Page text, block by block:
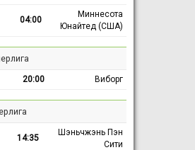
04:00
Миннесота
Юнайтед (США)
20:00 Виборг
14:35
Шэньчжэнь Пэн
Сити